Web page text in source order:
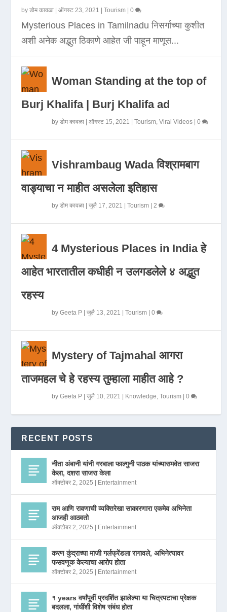
byडोम कावळा |ऑगस्ट 23, 2021 |Tourism |0
Mysterious Places in Tamilnadu निसर्गाच्या कुशीत
अशी अनेक अद्भुत ठिकाणे आहेत जी पाहून माणूस...
Woman Standing at the top of
Burj Khalifa | Burj Khalifa ad
byडोम कावळा |ऑगस्ट 15, 2021 |Tourism,Viral Videos |0
Vishrambaug Wada विश्रामबाग
वाड्याचा न माहीत असलेला इतिहास
byडोम कावळा |जुलै 17, 2021 |Tourism |2
4 Mysterious Places in India हे
आहेत भारतातील कधीही न उलगडलेले ४ अद्भुत
रहस्य
byGeeta P |जुलै 13, 2021 |Tourism |0
Mystery of Tajmahal आगरा
ताजमहल चे हे रहस्य तुम्हाला माहीत आहे ?
byGeeta P |जुलै 10, 2021 Knowledge,Tourism |0
RECENT POSTS
नीता अंबानी यांनी गरबाला फाल्गुनी पाठक यांच्यासमवेत साजरा
केला, दशरा साजरा केला
ऑक्टोबर 2, 2025 Entertainment
राम आणि रावणाची व्यक्तिरेखा साकारणारा एकमेव अभिनेता
आजही आठवतो
ऑक्टोबर 2, 2025 Entertainment
करण कुंद्राच्या माजी गर्लफ्रेंडला रागावले, अभिनेत्यावर
फसवणूक केल्याचा आरोप होता
ऑक्टोबर 2, 2025 Entertainment
१ years वर्षांपूर्वी प्रदर्शित झालेल्या या चित्रपटाचा प्रेक्षक
बदलला, गांधींशी विशेष संबंध होता